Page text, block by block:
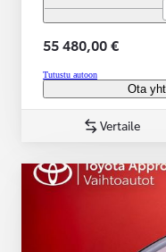
55 480,00 €
Tutustu autoon
Ota
Vertaile